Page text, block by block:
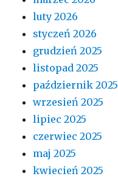
luty 2026
styczeń 2026
grudzień 2025
listopad 2025
październik 2025
wrzesień 2025
lipiec 2025
czerwiec 2025
maj 2025
kwiecień 2025